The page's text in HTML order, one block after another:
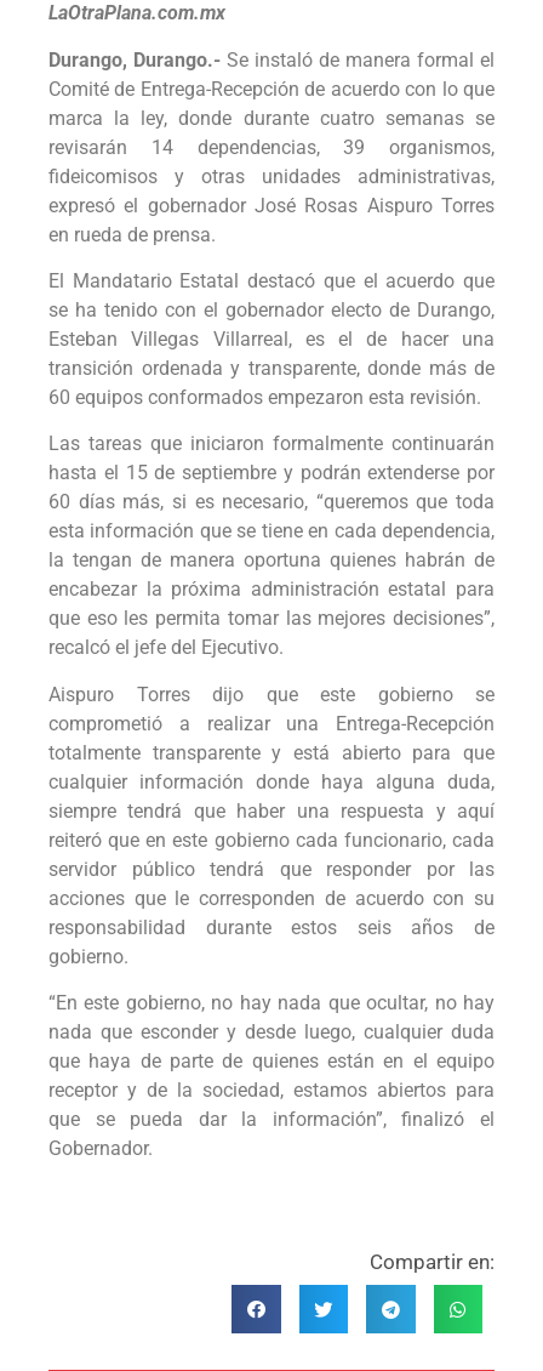
LaOtraPlana.com.mx
Durango, Durango.- Se instaló de manera formal el
Comité de Entrega-Recepción de acuerdo con lo que
marca la ley, donde durante cuatro semanas se
revisarán 14 dependencias, 39 organismos,
fideicomisos y otras unidades administrativas,
expresó el gobernador José Rosas Aispuro Torres
en rueda de prensa.
El Mandatario Estatal destacó que el acuerdo que
se ha tenido con el gobernador electo de Durango,
Esteban Villegas Villarreal, es el de hacer una
transición ordenada y transparente, donde más de
60 equipos conformados empezaron esta revisión.
Las tareas que iniciaron formalmente continuarán
hasta el 15 de septiembre y podrán extenderse por
60 días más, si es necesario, “queremos que toda
esta información que se tiene en cada dependencia,
la tengan de manera oportuna quienes habrán de
encabezar la próxima administración estatal para
que eso les permita tomar las mejores decisiones”,
recalcó el jefe del Ejecutivo.
Aispuro Torres dijo que este gobierno se
comprometió a realizar una Entrega-Recepción
totalmente transparente y está abierto para que
cualquier información donde haya alguna duda,
siempre tendrá que haber una respuesta y aquí
reiteró que en este gobierno cada funcionario, cada
servidor público tendrá que responder por las
acciones que le corresponden de acuerdo con su
responsabilidad durante estos seis años de
gobierno.
“En este gobierno, no hay nada que ocultar, no hay
nada que esconder y desde luego, cualquier duda
que haya de parte de quienes están en el equipo
receptor y de la sociedad, estamos abiertos para
que se pueda dar la información”, finalizó el
Gobernador.
Compartir en: